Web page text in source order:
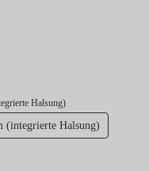
Halsung)
(integrierte Halsung)